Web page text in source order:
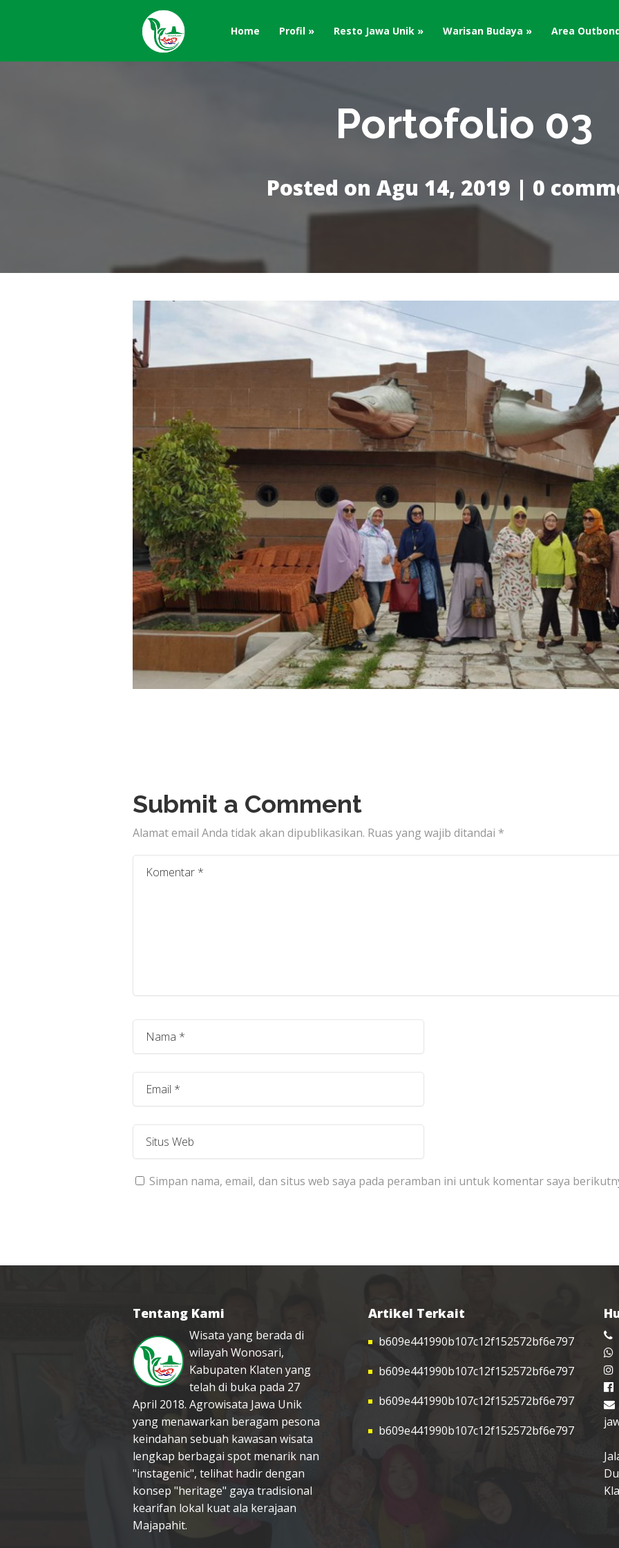
Home Profil Resto Jawa Unik Warisan Budaya Area
Portofolio 03
Posted on Agu 14, 2019 | 0
Submit a Comment
Alamat email Anda tidak akan dipublikasikan. Ruas yang wajib ditandai *
Simpan nama, email, dan situs web saya pada peramban ini untuk komentar saya
Tentang Kami
Wisata yang berada di
wilayah Wonosari,
Kabupaten Klaten yang
telah di buka pada 27
April 2018. Agrowisata Jawa Unik
yang menawarkan beragam pesona
keindahan sebuah kawasan wisata
lengkap berbagai spot menarik nan
"instagenic", telihat hadir dengan
konsep "heritage" gaya tradisional
kearifan lokal kuat ala kerajaan
Majapahit.
Artikel Terkait
b609e441990b107c12f152572bf6e797
b609e441990b107c12f152572bf6e797
b609e441990b107c12f152572bf6e797
b609e441990b107c12f152572bf6e797